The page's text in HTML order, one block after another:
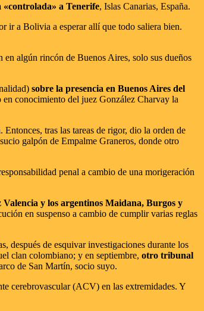
«controlada» a Tenerife, Islas Canarias, España.
ir a Bolivia a esperar allí que todo saliera bien.
algún rincón de Buenos Aires, solo sus dueños
sobre la presencia en Buenos Aires del
conocimiento del juez González Charvay la
tras las tareas de rigor, dio la orden de
galpón de Empalme Graneros, donde otro
penal a cambio de una morigeración
y los argentinos Maidana, Burgos y
en suspenso a cambio de cumplir varias reglas
después de esquivar investigaciones durante los
clan colombiano; y en septiembre, otro tribunal
de San Martín, socio suyo.
cerebrovascular (ACV) en las extremidades. Y